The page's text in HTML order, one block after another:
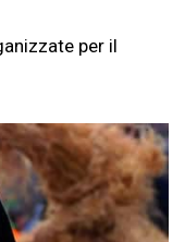
per il